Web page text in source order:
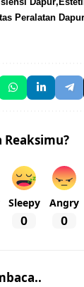
Peralatan Dapur
Reaksimu?
Sleepy
0
Angry
0